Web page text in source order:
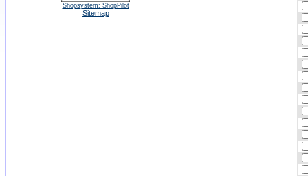
Shopsystem: ShopPilot
Sitemap